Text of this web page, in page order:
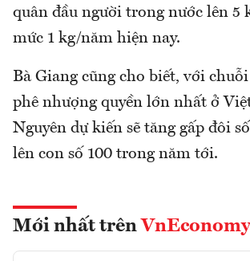
quân đầu người trong nước lên 5
mức 1 kg/năm hiện nay.
Bà Giang cũng cho biết, với
phê nhượng quyền lớn nhất ở
Nguyên dự kiến sẽ tăng gấp đôi
lên con số 100 trong năm tới.
Mới nhất trên VnEconomy